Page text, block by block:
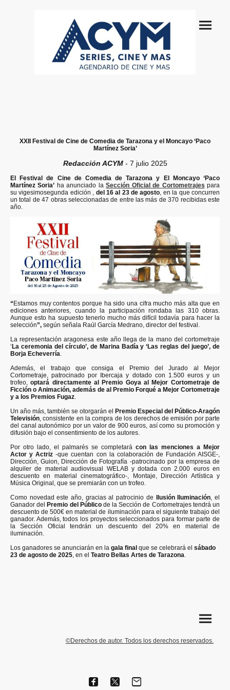
XXII Festival de Cine de Comedia de Tarazona y el Moncayo ‘Paco
Martínez Soria’
Redacción ACYM- 7 julio 2025
El Festival de Cine de Comedia de Tarazona y El Moncayo ‘Paco
Martínez Soria’ ha anunciado laSección Oficial de Cortometrajes para
su vigesimosegunda edición , del 16 al 23 de agosto, en la que concurren
un total de 47 obras seleccionadas de entre las más de 370 recibidas este
año.
“ Estamos muy contentos porque ha sido una cifra mucho más alta que en
ediciones anteriores, cuando la participación rondaba las 310 obras.
Aunque esto ha supuesto tenerlo mucho más difícil todavía para hacer la
selección”, según señala Raúl García Medrano, director del festival.
La representación aragonesa este año llega de la mano del cortometraje
‘ La ceremonia del círculo’, de Marina Badía y ‘Las reglas del juego’, de
Borja Echeverría.
Además, el trabajo que consiga el Premio del Jurado al Mejor
Cortometraje, patrocinado por Ibercaja y dotado con 1.500 euros y un
trofeo,optará directamente al Premio Goya al Mejor Cortometraje de
Ficción o Animación, además de al Premio Forqué a Mejor Cortometraje
y a los Premios Fugaz.
Un año más, también se otorgarán el
Premio Especial del Público-Aragón
Televisión, consistente en la compra de los derechos de emisión por parte
del canal autonómico por un valor de 900 euros, así como su promoción y
difusión bajo el consentimiento de los autores.
Por otro lado, el palmarés se completará con las menciones a Mejor
Actor y Actriz -que cuentan con la colaboración de Fundación AISGE-,
Dirección, Guion, Dirección de Fotografía -patrocinado por la empresa de
alquiler de material audiovisual WELAB y dotada con 2.000 euros en
descuento en material cinematográfico-, Montaje, Dirección Artística y
Música Original, que se premiarán con un trofeo.
Como novedad este año, gracias al patrocinio de
Ilusión Iluminación, el
Ganador del
Premio del Públicode la Sección de Cortometrajes tendrá un
descuento de 500€ en material de iluminación para el siguiente trabajo del
ganador. Además, todos los proyectos seleccionados para formar parte de
la Sección Oficial tendrán un descuento del 20% en material de
iluminación.
Los ganadores se anunciarán en la gala final que se celebrará el sábado
23 de agosto de 2025, en el Teatro Bellas Artes de Tarazona.
©Derechos de autor. Todos los derechos reservados.